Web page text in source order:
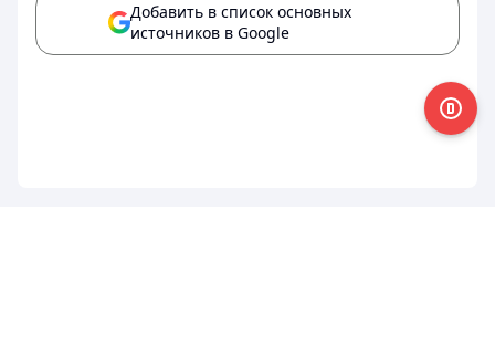
Добавить в список основных
источников в Google